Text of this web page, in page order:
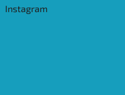
Instagram